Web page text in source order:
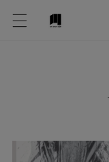
ンツにスキップ